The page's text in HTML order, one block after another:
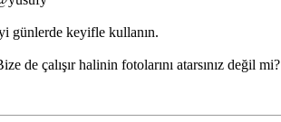
günlerde keyifle kullanın.
de çalışır halinin fotolarını atarsınız değil mi?